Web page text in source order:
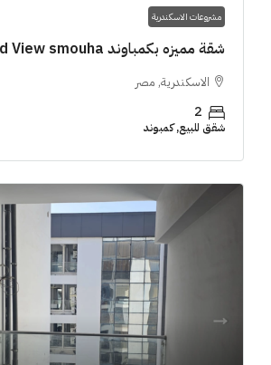
مشروعات الاسكندرية
شقة مميزه بكمباوند 129m Grand View smouha
الاسكندرية, مصر
2
شقق للبيع, كمبوند